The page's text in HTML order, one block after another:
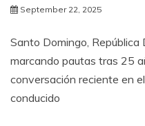
September 22, 2025
Santo Domingo, República
marcando pautas tras 25
conversación reciente en
conducido